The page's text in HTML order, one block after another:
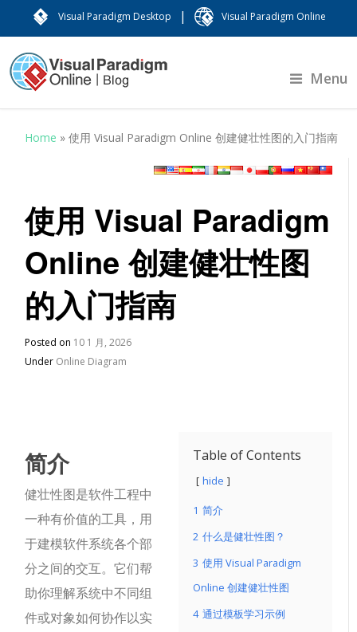
Visual Paradigm Desktop | Visual Paradigm Online
Menu
Home »使用 Visual Paradigm Online 创建健壮性图的入门指南
使用 Visual Paradigm
Online 创建健壮性图
的入门指南
Posted on 10 1 月, 2026
Under Online Diagram
Table of Contents
hide
1 简介
2 什么是健壮性图？
3 使用 Visual Paradigm
Online 创建健壮性图
4 通过模板学习示例
简介
健壮性图是软件工程中
一种有价值的工具，用
于建模软件系统各个部
分之间的交互。它们帮
助你理解系统中不同组
件或对象如何协作以实